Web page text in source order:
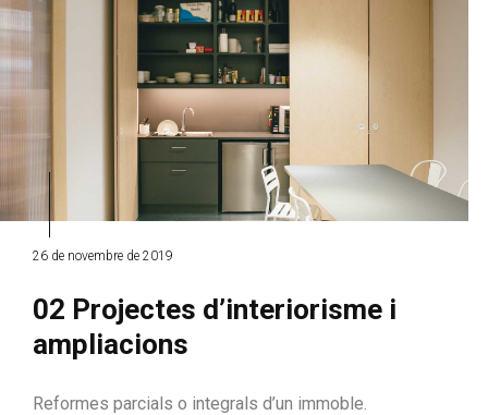
26 de novembre de 2019
02 Projectes d’interiorisme i
ampliacions
Reformes parcials o integrals d’un immoble.